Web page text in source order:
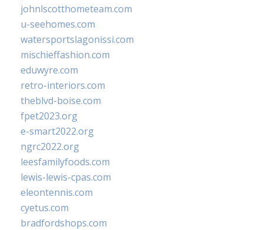
johnlscotthometeam.com
u-seehomes.com
watersportslagonissi.com
mischieffashion.com
eduwyre.com
retro-interiors.com
theblvd-boise.com
fpet2023.org
e-smart2022.org
ngrc2022.org
leesfamilyfoods.com
lewis-lewis-cpas.com
eleontennis.com
cyetus.com
bradfordshops.com